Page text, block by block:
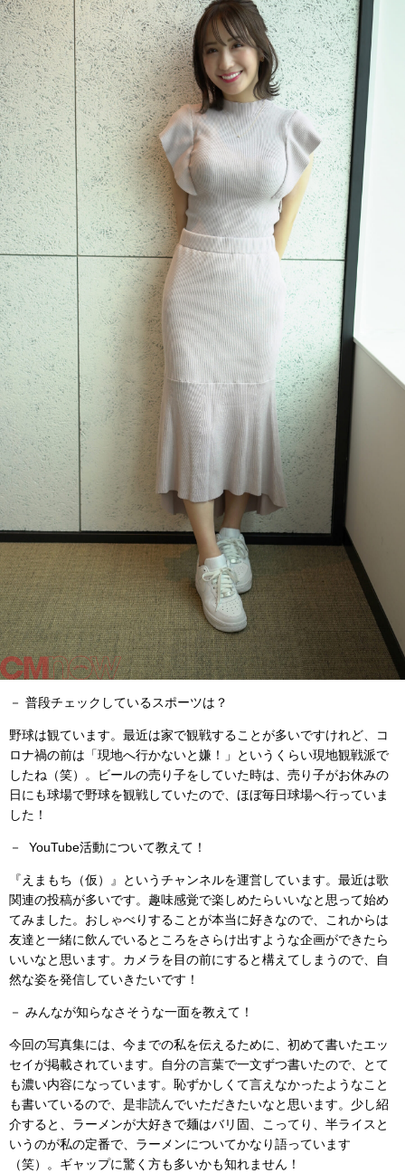
－ 普段チェックしているスポーツは？
野球は観ています。最近は家で観戦することが多いですけれど、コ
ロナ禍の前は「現地へ行かないと嫌！」というくらい現地観戦派で
したね（笑）。ビールの売り子をしていた時は、売り子がお休みの
日にも球場で野球を観戦していたので、ほぼ毎日球場へ行っていま
した！
－ YouTube活動について教えて！
『えまもち（仮）』というチャンネルを運営しています。最近は歌
関連の投稿が多いです。趣味感覚で楽しめたらいいなと思って始め
てみました。おしゃべりすることが本当に好きなので、これからは
友達と一緒に飲んでいるところをさらけ出すような企画ができたら
いいなと思います。カメラを目の前にすると構えてしまうので、自
然な姿を発信していきたいです！
－ みんなが知らなさそうな一面を教えて！
今回の写真集には、今までの私を伝えるために、初めて書いたエッ
セイが掲載されています。自分の言葉で一文ずつ書いたので、とて
も濃い内容になっています。恥ずかしくて言えなかったようなこと
も書いているので、是非読んでいただきたいなと思います。少し紹
介すると、ラーメンが大好きで麺はバリ固、こってり、半ライスと
いうのが私の定番で、ラーメンについてかなり語っています
（笑）。ギャップに驚く方も多いかも知れません！